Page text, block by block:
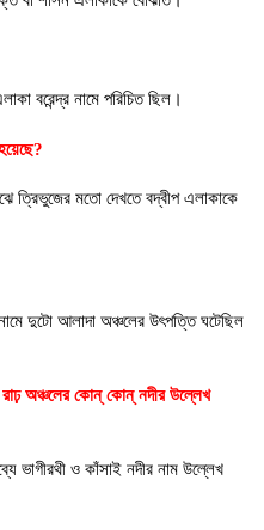
বরেন্দ্র নামে পরিচিত ছিল।
ত্রিভুজের মতো দেখতে বদ্বীপ এলাকাকে
নামে দুটো আলাদা অঞ্চলের উৎপত্তি ঘটেছিল
রাঢ় অঞ্চলের কোন্ কোন্ নদীর উল্লেখ
ভাগীরথী ও কাঁসাই নদীর নাম উল্লেখ